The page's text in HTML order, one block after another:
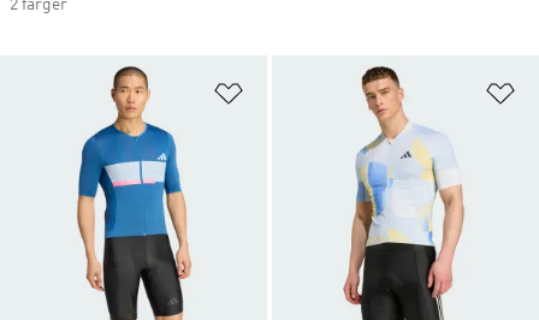
2 färger
Lägg till på önskelistan